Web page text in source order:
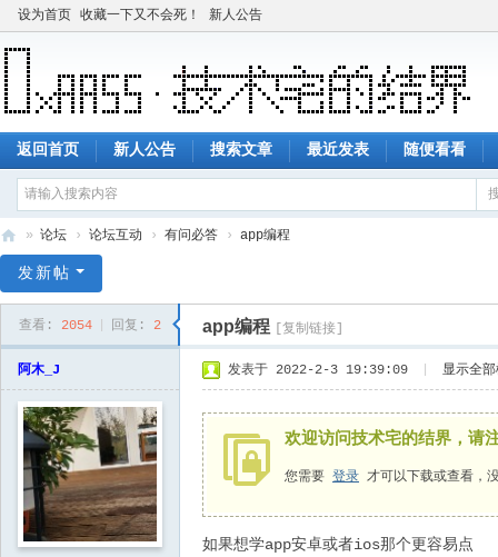
设为首页 收藏一下又不会死！ 新人公告
返回首页 新人公告 搜索文章 最近发表 随便看看
术
» 论坛 › 论坛互动 › 有问必答 › app编程
发新帖
查看: 2054 回复: 2 app编程 [复制链接]
阿木_J 发表于 2022-2-3 19:39:09 显示全
欢迎访问技术宅的结界，请
您需要 登录 才可以下载或查看，
如果想学app安卓或者ios那个更容易点